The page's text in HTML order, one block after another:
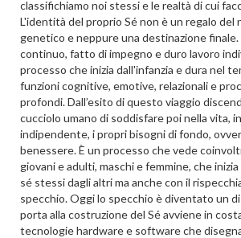
classifichiamo noi stessi e le realtà di cui
L'identità del proprio Sé non è un regalo del
genetico e neppure una destinazione finale.
continuo, fatto di impegno e duro lavoro
processo che inizia dall'infanzia e dura nel
funzioni cognitive, emotive, relazionali e
profondi. Dall’esito di questo viaggio
cucciolo umano di soddisfare poi nella vita,
indipendente, i propri bisogni di fondo,
benessere. È un processo che vede
giovani e adulti, maschi e femmine, che
sé stessi dagli altri ma anche con il
specchio. Oggi lo specchio è diventato un
porta alla costruzione del Sé avviene in
tecnologie hardware e software che